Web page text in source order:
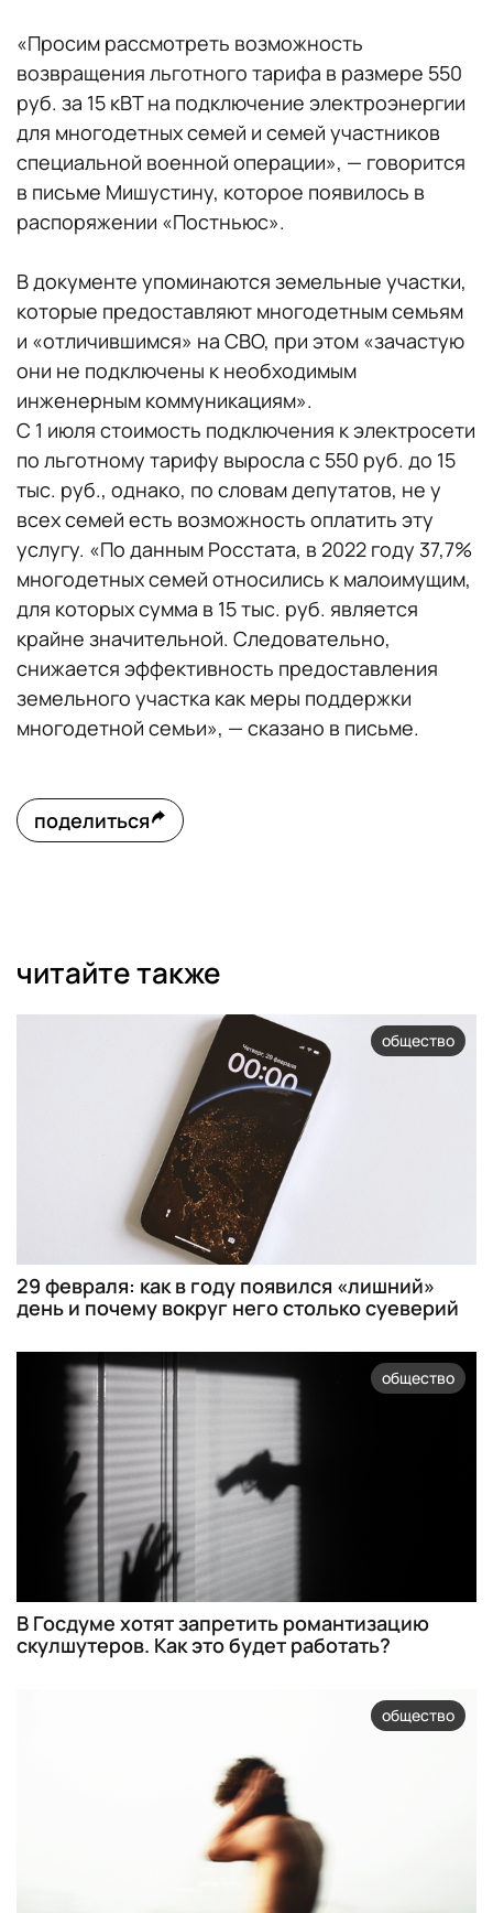
«Просим рассмотреть возможность
возвращения льготного тарифа в размере 550
руб. за 15 кВТ на подключение электроэнергии
для многодетных семей и семей участников
специальной военной операции», — говорится
в письме Мишустину, которое появилось в
распоряжении «Постньюс».
В документе упоминаются земельные участки,
которые предоставляют многодетным семьям
и «отличившимся» на СВО, при этом «зачастую
они не подключены к необходимым
инженерным коммуникациям».
С 1 июля стоимость подключения к электросети
по льготному тарифу выросла с 550 руб. до 15
тыс. руб., однако, по словам депутатов, не у
всех семей есть возможность оплатить эту
услугу. «По данным Росстата, в 2022 году 37,7%
многодетных семей относились к малоимущим,
для которых сумма в 15 тыс. руб. является
крайне значительной. Следовательно,
снижается эффективность предоставления
земельного участка как меры поддержки
многодетной семьи», — сказано в письме.
поделиться
читайте также
общество
29 февраля: как в году появился «лишний»
день и почему вокруг него столько суеверий
общество
В Госдуме хотят запретить романтизацию
скулшутеров. Как это будет работать?
общество